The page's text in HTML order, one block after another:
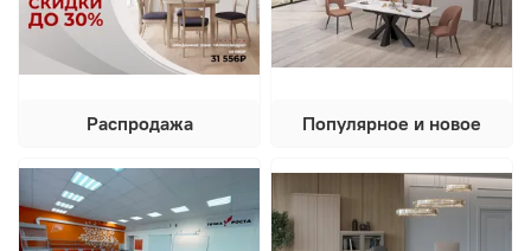
Распродажа Популярное и новое